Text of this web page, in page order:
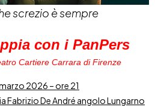
screzio è sempre
con i PanPers
Cartiere Carrara di Firenze
2026 – ore 21
Fabrizio De André angolo Lungarno